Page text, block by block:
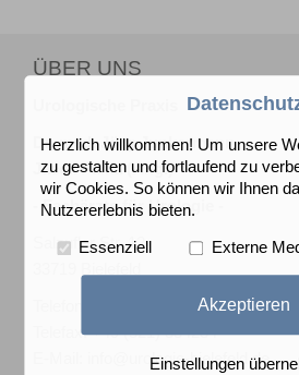
ÜBER UNS
Dr. med. Jörg Junkermann
Jacek Palka (Ang.)
- Fachärzte für Urologie -
Salzufler Str. 12
Telefon: +49 (521) 331166
Telefax: +49 (521) 334234
info@urologie-bielefeld.de
Herzlich willkommen! Um unsere
zu gestalten und fortlaufend zu
wir Cookies. So können wir Ihnen
Nutzererlebnis bieten.
Essenziell Externe
Akzeptieren
Einstellungen